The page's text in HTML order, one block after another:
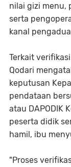
nilai gizi menu,
serta
kanal
Terkait
Qodari
keputusan
pendataan
atau DAPODIK
peserta didik
hamil, ibu
"Proses